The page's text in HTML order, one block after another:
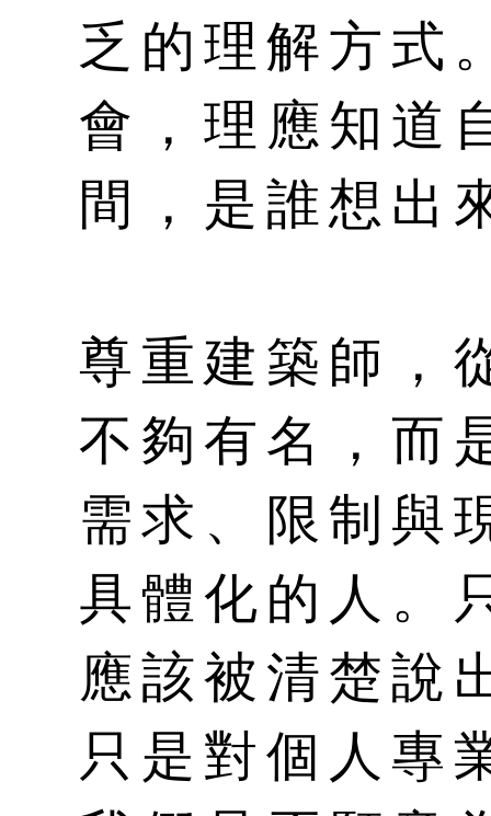
乏的理解方式
會，理應知道
間，是誰想出
尊重建築師，
不夠有名，而
需求、限制與
具體化的人。
應該被清楚說
只是對個人專